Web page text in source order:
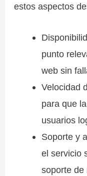
estos aspectos
punto
web sin
Velocidad
para que
usuarios
Soporte y
el servicio
soporte de